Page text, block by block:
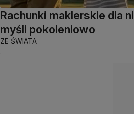
Rachunki maklerskie dla
myśli pokoleniowo
ZE ŚWIATA